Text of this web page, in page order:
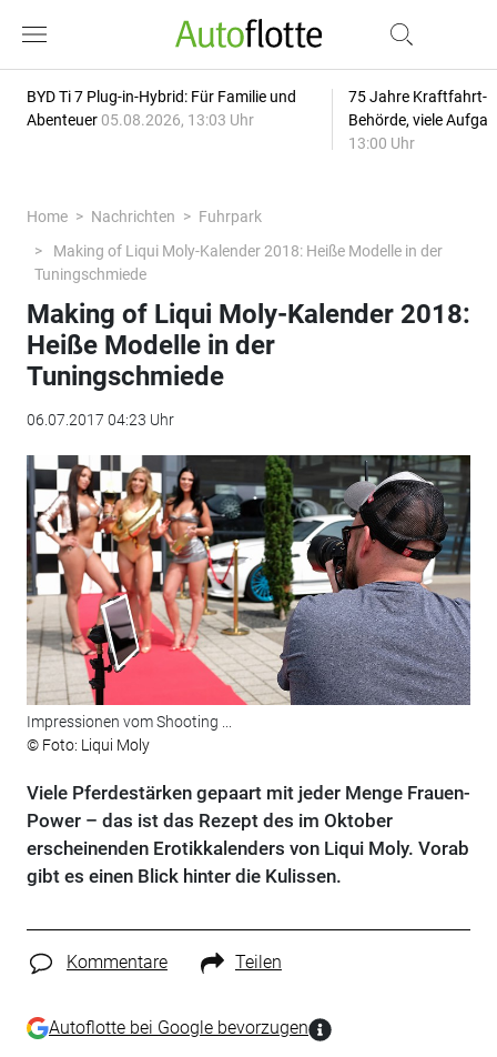
BYD Ti 7 Plug-in-Hybrid: Für Familie und
Abenteuer 05.08.2026, 13:03 Uhr
75 Jahre Kraftfahrt-
Behörde, viele
13:00 Uhr
Home Nachrichten
Fuhrpark
Making of Liqui Moly-Kalender 2018: Heiße Modelle in der
Tuningschmiede
Making of Liqui Moly-Kalender 2018:
Heiße Modelle in der
Tuningschmiede
06.07.2017 04:23 Uhr
Impressionen vom Shooting ...
© Foto: Liqui Moly
Viele Pferdestärken gepaart mit jeder Menge Frauen-
Power – das ist das Rezept des im Oktober
erscheinenden Erotikkalenders von Liqui Moly. Vorab
gibt es einen Blick hinter die Kulissen.
Kommentare Teilen
Autoflotte bei Google bevorzugen